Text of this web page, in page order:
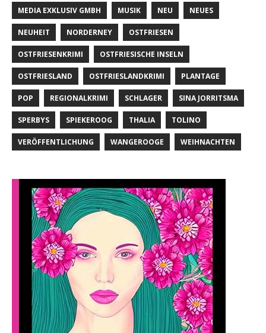
MEDIA EXKLUSIV GMBH MUSIK NEU NEUES
NEUHEIT NORDERNEY OSTFRIESEN
OSTFRIESENKRIMI OSTFRIESISCHE INSELN
OSTFRIESLAND OSTFRIESLANDKRIMI PLANTAGE
POP REGIONALKRIMI SCHLAGER SINA JORRITSMA
SPERBYS SPIEKEROOG THALIA TOLINO
VERÖFFENTLICHUNG WANGEROOGE WEIHNACHTEN